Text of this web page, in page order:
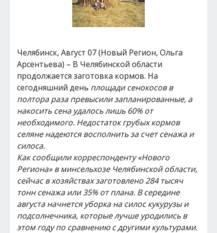
Челябинск, Август 07 (Новый Регион, Ольга
Арсентьева) – В Челябинской области
продолжается заготовка кормов. На
сегодняшний день площади сенокосов в
полтора раза превысили запланированные, а
накосить сена удалось лишь 60% от
необходимого. Недостаток грубых кормов
селяне надеются восполнить за счет сенажа и
силоса.
Как сообщили корреспонденту «Нового
Региона» в минсельхозе Челябинской области,
сейчас в хозяйствах заготовлено 284 тысяч
тонн сенажа или 35% от плана. В середине
августа начнется уборка на силос кукурузы и
подсолнечника, которые лучше уродились в
этом году по сравнению с другими культурами.